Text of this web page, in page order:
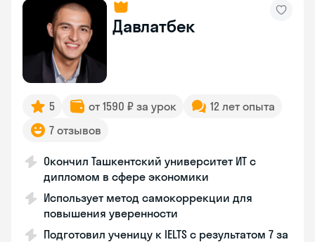
Давлатбек
5 от 1590 ₽ за урок
12 лет опыта
7 отзывов
Окончил Ташкентский университет ИТ с
дипломом в сфере экономики
Использует метод самокоррекции для
повышения уверенности
Подготовил ученицу к IELTS с результатом 7 за